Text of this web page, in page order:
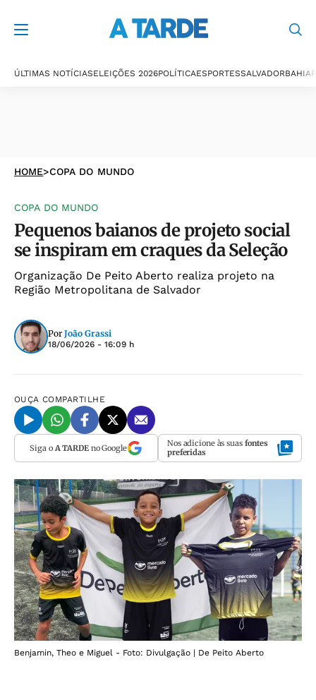
ÚLTIMAS NOTÍCIASELEIÇÕES 2026POLÍTICAESPORTESSALVADORBAHIA
HOME>COPA DO MUNDO
COPA DO MUNDO
Pequenos baianos de projeto social
se inspiram em craques da Seleção
Organização De Peito Aberto realiza projeto na
Região Metropolitana de Salvador
Por João Grassi
18/06/2026 - 16:09 h
OUÇA COMPARTILHE
Siga o A TARDEno Google Nos adicione às suas fontes
preferidas
Benjamin, Theo e Miguel - Foto: Divulgação | De Peito Aberto